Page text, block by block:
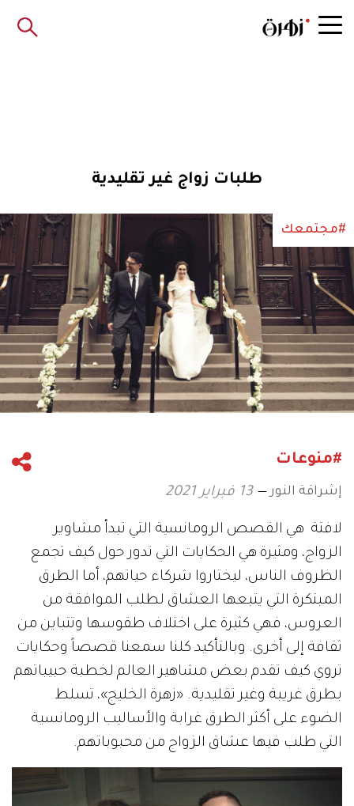
طلبات زواج غير تقليدية
#مجتمعك
#منوعات
إشراقة النور 13 فبراير 2021
لافتة هي القصص الرومانسية التي تبدأ مشاوير
الزواج، ومثيرة هي الحكايات التي تدور حول كيف تجمع
الظروف الناس، ليختاروا شركاء حياتهم، أما الطرق
المبتكرة التي يتبعها العشاق لطلب الموافقة من
العروس، فهي كثيرة على اختلاف طقوسها وتتباين من
ثقافة إلى أخرى. وبالتأكيد كلنا سمعنا قصصاً وحكايات
تروي كيف تقدم بعض مشاهير العالم لخطبة حبيباتهم
بطرق غريبة وغير تقليدية. «زهرة الخليج»، تسلط
الضوء على أكثر الطرق غرابة والأساليب الرومانسية
التي طلب فيها عشاق الزواج من محبوباتهم.